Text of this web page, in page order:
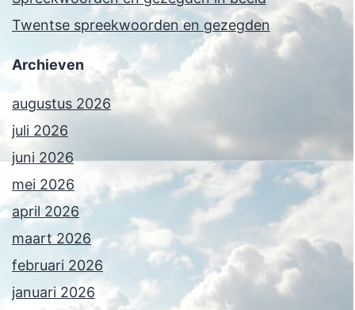
Twentse spreekwoorden en gezegden
Archieven
augustus 2026
juli 2026
juni 2026
mei 2026
april 2026
maart 2026
februari 2026
januari 2026